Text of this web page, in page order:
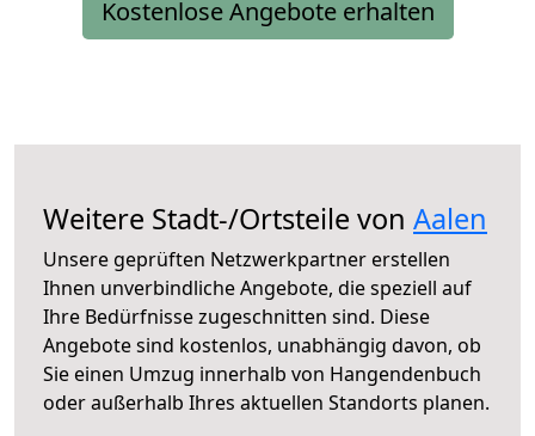
Kostenlose Angebote erhalten
Weitere Stadt-/Ortsteile von Aalen
Unsere geprüften Netzwerkpartner erstellen
Ihnen unverbindliche Angebote, die speziell auf
Ihre Bedürfnisse zugeschnitten sind. Diese
Angebote sind kostenlos, unabhängig davon, ob
Sie einen Umzug innerhalb von Hangendenbuch
oder außerhalb Ihres aktuellen Standorts planen.